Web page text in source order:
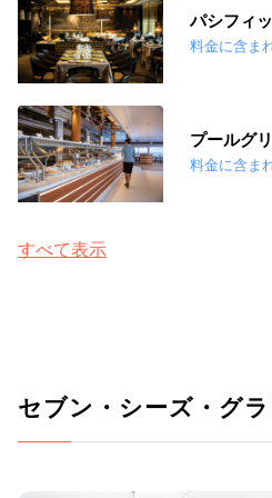
パシフィ
料金に含ま
プールグ
料金に含ま
すべて表示
セブン・シーズ・グ